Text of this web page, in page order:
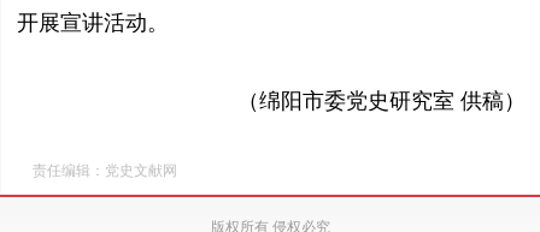
开展宣讲活动。
（绵阳市委党史研究室 供稿）
责任编辑：党史文献网
版权所有 侵权必究